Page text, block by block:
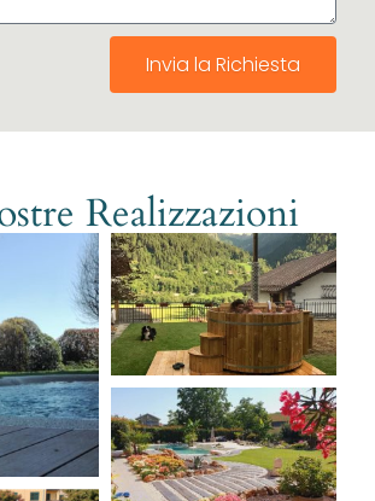
Invia la Richiesta
Realizzazioni